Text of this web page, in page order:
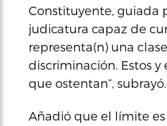
Constituyente, guiada
judicatura capaz de
representa(n) una
discriminación. Estos
que ostentan”, subrayó.
Añadió que el límite